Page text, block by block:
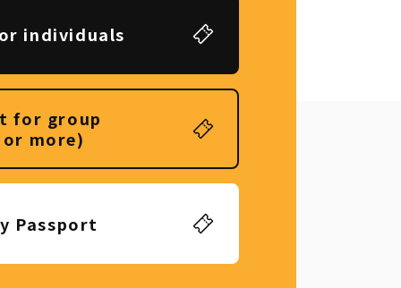
individuals
for group
more)
Passport